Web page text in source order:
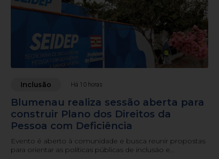
Inclusão Há 10 horas
Blumenau realiza sessão aberta para
construir Plano dos Direitos da
Pessoa com Deficiência
Evento é aberto à comunidade e busca reunir propostas
para orientar as políticas públicas de inclusão e